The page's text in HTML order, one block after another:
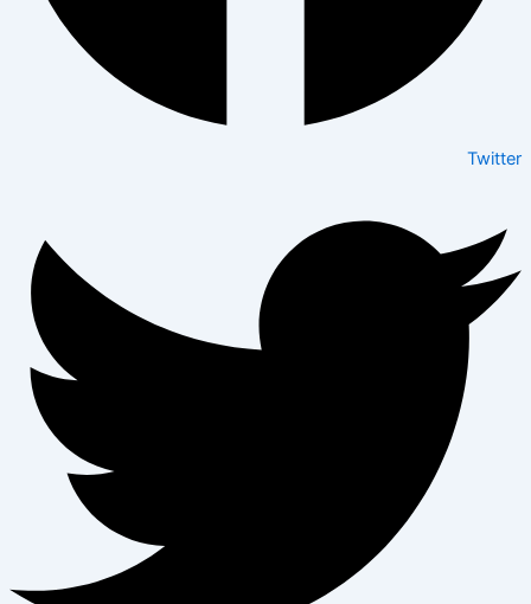
Twitter